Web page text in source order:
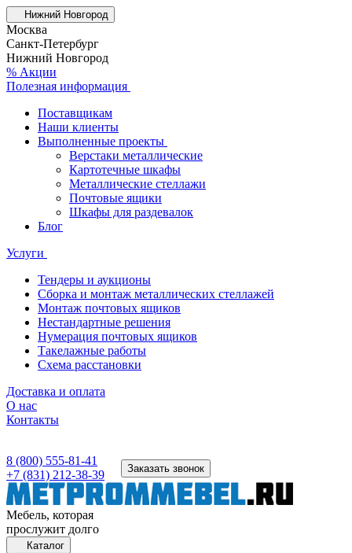
Нижний Новгород
Москва
Санкт-Петербург
Нижний Новгород
% Акции
Полезная информация
Поставщикам
Наши клиенты
Выполненные проекты
Верстаки металлические
Картотечные шкафы
Металлические стеллажи
Почтовые ящики
Шкафы для раздевалок
Блог
Услуги
Тендеры и аукционы
Сборка и монтаж металлических стеллажей
Монтаж почтовых ящиков
Нестандартные решения
Нумерация почтовых ящиков
Такелажные работы
Схема расстановки
Доставка и оплата
О нас
Контакты
8 (800) 555-81-41
+7 (831) 212-38-39
Заказать звонок
Мебель, которая
прослужит долго
Каталог